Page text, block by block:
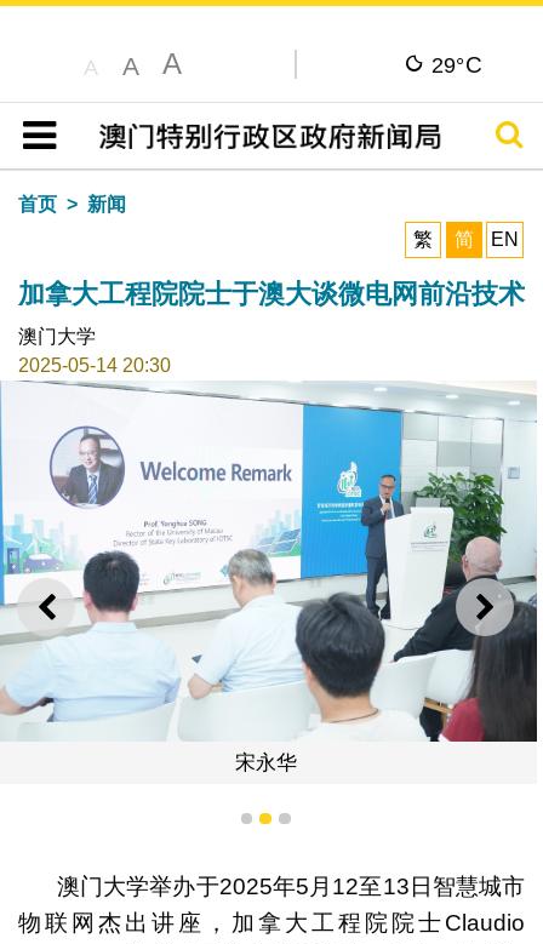
A A A 29°C
目录
搜寻
首页
新闻
繁
简 EN
加拿大工程院院士于澳大谈微电网前沿技术
澳门大学
2025-05-14 20:30
上一则 下一
1 2 3
澳门大学举办于2025年5月12至13日智慧城市
物联网杰出讲座，加拿大工程院院士Claudio